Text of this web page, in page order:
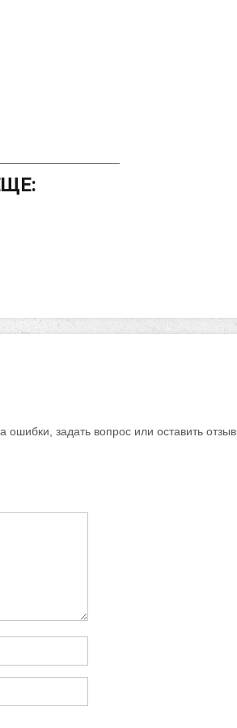
задать вопрос или оставить отзыв.